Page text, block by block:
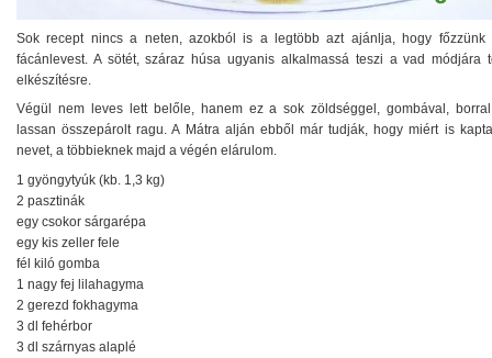
Sok recept nincs a neten, azokból is a legtöbb azt ajánlja, hogy főzzünk
fácánlevest. A sötét, száraz húsa ugyanis alkalmassá teszi a vad módjára
elkészítésre.
Végül nem leves lett belőle, hanem ez a sok zöldséggel, gombával,
lassan összepárolt ragu. A Mátra alján ebből már tudják, hogy miért is
nevet, a többieknek majd a végén elárulom.
1 gyöngytyúk (kb. 1,3 kg)
2 pasztinák
egy csokor sárgarépa
egy kis zeller fele
fél kiló gomba
1 nagy fej lilahagyma
2 gerezd fokhagyma
3 dl fehérbor
3 dl szárnyas alaplé